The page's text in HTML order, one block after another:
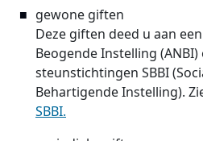
gewone giften
Deze giften deed u aan
Beogende Instelling
steunstichtingen SBBI
Behartigende Instelling).
SBBI.